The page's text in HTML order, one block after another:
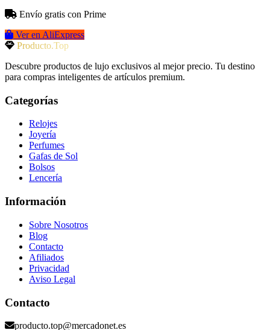
Envío gratis con Prime
Ver en AliExpress
Producto.Top
Descubre productos de lujo exclusivos al mejor precio. Tu destino
para compras inteligentes de artículos premium.
Categorías
Relojes
Joyería
Perfumes
Gafas de Sol
Bolsos
Lencería
Información
Sobre Nosotros
Blog
Contacto
Afiliados
Privacidad
Aviso Legal
Contacto
producto.top@mercadonet.es